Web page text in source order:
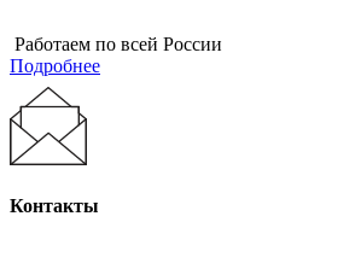
Работаем по всей России
Подробнее
Контакты